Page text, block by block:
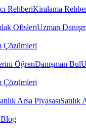
RehberiKiralama
OfisleriUzman
Çözümleri
ÖğrenDanışman Bul
Çözümleri
Arsa PiyasasıSatılık